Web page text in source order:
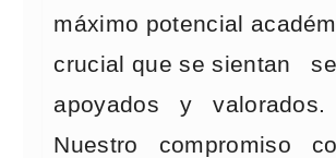
máximo potencial
crucial que se sientan
apoyados y valorados.
Nuestro compromiso